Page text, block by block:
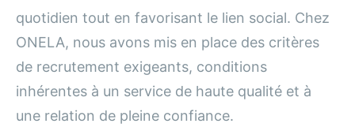
quotidien tout en favorisant le lien social. Chez
ONELA, nous avons mis en place des critères
de recrutement exigeants, conditions
inhérentes à un service de haute qualité et à
une relation de pleine confiance.